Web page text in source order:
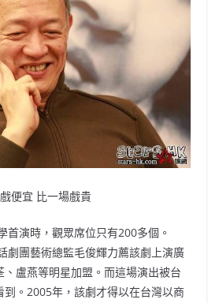
便宜 比一場戲貴
首演時，觀眾席位只有200多個。
劇團藝術總監毛俊輝力薦該劇上演廣
盧燕等明星加盟。而這場演出被台
到。2005年，該劇才得以在台灣以商